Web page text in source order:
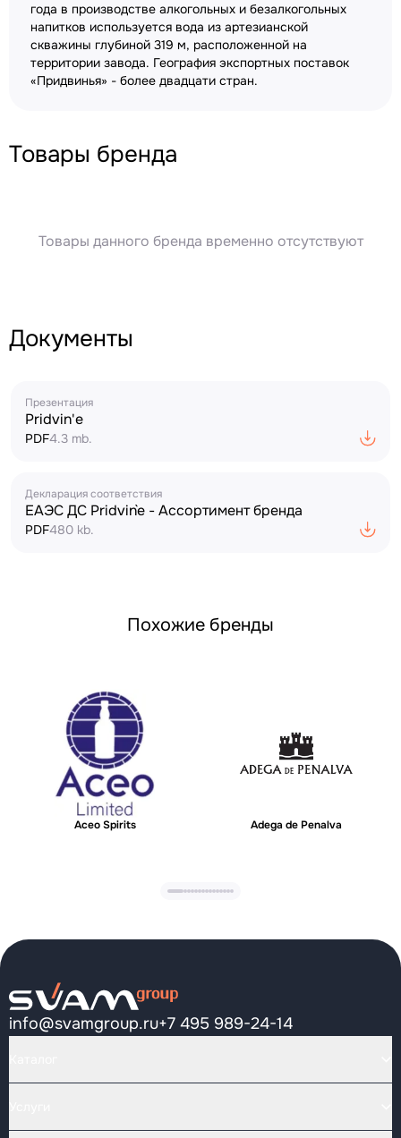
года в производстве алкогольных и безалкогольных
напитков используется вода из артезианской
скважины глубиной 319 м, расположенной на
территории завода. География экспортных поставок
«Придвинья» - более двадцати стран.
Товары бренда
Товары данного бренда временно отсутствуют
Документы
Презентация
Pridvin'e
PDF4.3 mb.
Декларация соответствия
ЕАЭС ДС Pridvin`e - Ассортимент бренда
PDF480 kb.
Похожие бренды
Aceo Spirits Adega de Penalva
info@svamgroup.ru+7 495 989-24-14